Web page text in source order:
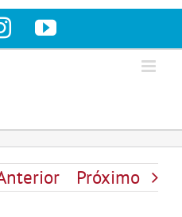
InstagramYouTube
Próximo